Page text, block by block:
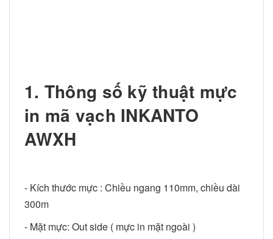
1. Thông số kỹ thuật mực
in mã vạch INKANTO
AWXH
- Kích thước mực : Chiều ngang 110mm, chiều dài
300m
- Mặt mực: Out side ( mực in mặt ngoài )